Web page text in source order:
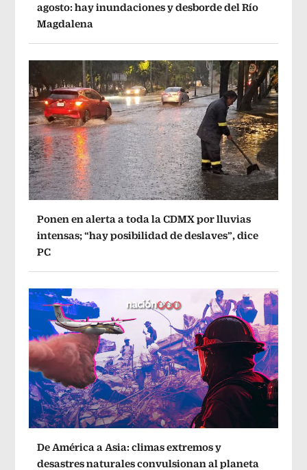
agosto: hay inundaciones y desborde del Río
Magdalena
Ponen en alerta a toda la CDMX por lluvias
intensas; “hay posibilidad de deslaves”, dice
PC
De América a Asia: climas extremos y
desastres naturales convulsionan al planeta